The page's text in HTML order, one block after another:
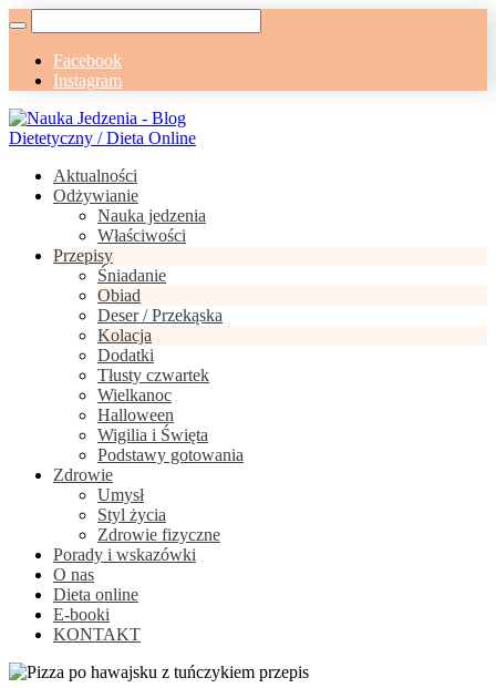
Facebook
Instagram
Aktualności
Odżywianie
Nauka jedzenia
Właściwości
Przepisy
Śniadanie
Obiad
Deser / Przekąska
Kolacja
Dodatki
Tłusty czwartek
Wielkanoc
Halloween
Wigilia i Święta
Podstawy gotowania
Zdrowie
Umysł
Styl życia
Zdrowie fizyczne
Porady i wskazówki
O nas
Dieta online
E-booki
KONTAKT